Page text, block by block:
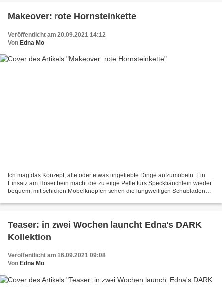
Makeover: rote Hornsteinkette
Veröffentlicht am 20.09.2021 14:12
Von Edna Mo
Ich mag das Konzept, alte oder etwas ungeliebte Dinge aufzumöbeln. Ein
Einsatz am Hosenbein macht die zu enge Pelle fürs Speckbäuchlein wieder
bequem, mit schicken Möbelknöpfen sehen die langweiligen Schubladen
Teaser: in zwei Wochen launcht Edna's DARK
Kollektion
Veröffentlicht am 16.09.2021 09:08
Von Edna Mo